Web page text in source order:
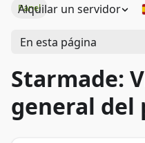
Alquilar un servidor
Panel
En esta página
Starmade:
general del